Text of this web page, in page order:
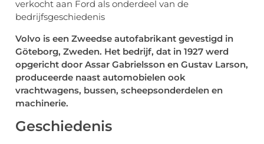
Volvo is een Zweedse autofabrikant gevestigd in
Göteborg, Zweden. Het bedrijf, dat in 1927 werd
opgericht door Assar Gabrielsson en Gustav Larson,
produceerde naast automobielen ook
vrachtwagens, bussen, scheepsonderdelen en
machinerie.
Geschiedenis